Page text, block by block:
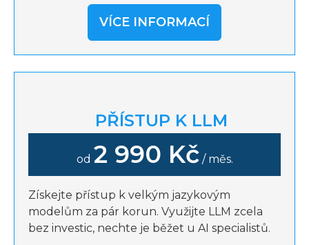
VÍCE INFORMACÍ
PŘÍSTUP K LLM
od 2 990 Kč/ měs.
Získejte přístup k velkým jazykovým
modelům za pár korun. Využijte LLM zcela
bez investic, nechte je běžet u AI specialistů.